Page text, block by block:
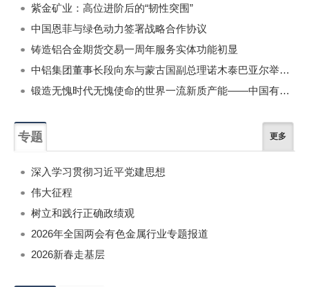
紫金矿业：高位进阶后的“韧性突围”
中国恩菲与绿色动力签署战略合作协议
铸造铝合金期货交易一周年服务实体功能初显
中铝集团董事长段向东与蒙古国副总理诺木泰巴亚尔举行会谈
锻造无愧时代无愧使命的世界一流新质产能——中国有色金属工业的战略应对与破局之道（二）
专题 更多
深入学习贯彻习近平党建思想
伟大征程
树立和践行正确政绩观
2026年全国两会有色金属行业专题报道
2026新春走基层